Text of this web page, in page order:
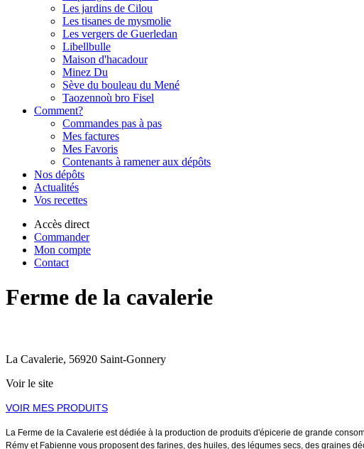
Les jardins de Cilou
Les tisanes de mysmolie
Les vergers de Guerledan
Libellbulle
Maison d'hacadour
Minez Du
Sève du bouleau du Mené
Taozennoù bro Fisel
Comment?
Commandes pas à pas
Mes factures
Mes Favoris
Contenants à ramener aux dépôts
Nos dépôts
Actualités
Vos recettes
Accès direct
Commander
Mon compte
Contact
Ferme de la cavalerie
La Cavalerie, 56920 Saint-Gonnery
Voir le site
VOIR MES PRODUITS
La Ferme de la Cavalerie est dédiée à la production de produits d'épicerie de grande
Rémy et Fabienne vous proposent des farines, des huiles, des légumes secs, des graines